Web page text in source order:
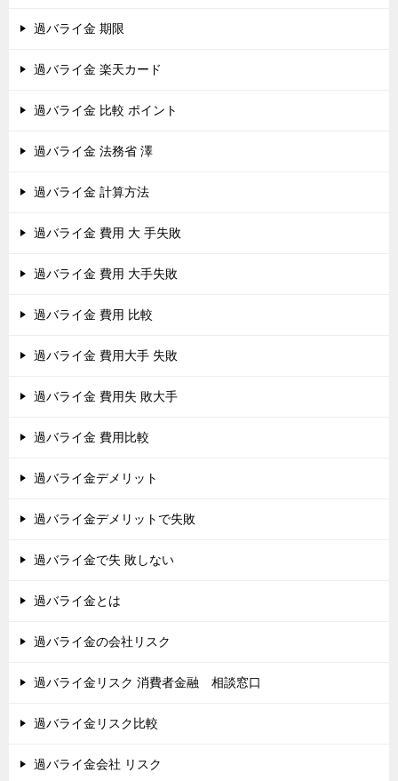
過バライ金 期限
過バライ金 楽天カード
過バライ金 比較 ポイント
過バライ金 法務省 澤
過バライ金 計算方法
過バライ金 費用 大 手失敗
過バライ金 費用 大手失敗
過バライ金 費用 比較
過バライ金 費用大手 失敗
過バライ金 費用失 敗大手
過バライ金 費用比較
過バライ金デメリット
過バライ金デメリットで失敗
過バライ金で失 敗しない
過バライ金とは
過バライ金の会社リスク
過バライ金リスク 消費者金融 相談窓口
過バライ金リスク比較
過バライ金会社 リスク